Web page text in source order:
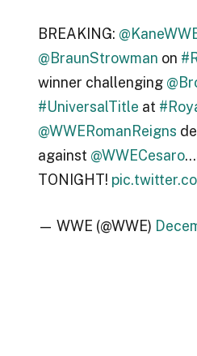
BREAKING:
@BraunStrowman on
winner challenging
#UniversalTitle at
@WWERomanReigns
against @WWECesaro
TONIGHT!
— WWE (@WWE)